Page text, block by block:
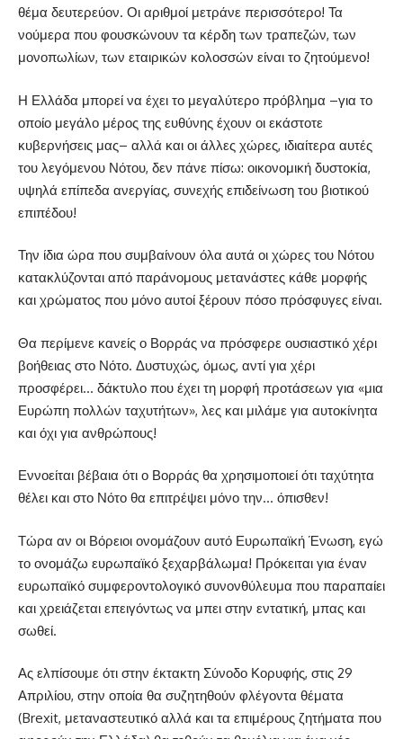
θέμα δευτερεύον. Οι αριθμοί μετράνε περισσότερο! Τα
νούμερα που φουσκώνουν τα κέρδη των τραπεζών, των
μονοπωλίων, των εταιρικών κολοσσών είναι το ζητούμενο!
Η Ελλάδα μπορεί να έχει το μεγαλύτερο πρόβλημα –για το
οποίο μεγάλο μέρος της ευθύνης έχουν οι εκάστοτε
κυβερνήσεις μας– αλλά και οι άλλες χώρες, ιδιαίτερα αυτές
του λεγόμενου Νότου, δεν πάνε πίσω: οικονομική δυστοκία,
υψηλά επίπεδα ανεργίας, συνεχής επιδείνωση του βιοτικού
επιπέδου!
Την ίδια ώρα που συμβαίνουν όλα αυτά οι χώρες του Νότου
κατακλύζονται από παράνομους μετανάστες κάθε μορφής
και χρώματος που μόνο αυτοί ξέρουν πόσο πρόσφυγες είναι.
Θα περίμενε κανείς ο Βορράς να πρόσφερε ουσιαστικό χέρι
βοήθειας στο Νότο. Δυστυχώς, όμως, αντί για χέρι
προσφέρει… δάκτυλο που έχει τη μορφή προτάσεων για «μια
Ευρώπη πολλών ταχυτήτων», λες και μιλάμε για αυτοκίνητα
και όχι για ανθρώπους!
Εννοείται βέβαια ότι ο Βορράς θα χρησιμοποιεί ότι ταχύτητα
θέλει και στο Νότο θα επιτρέψει μόνο την… όπισθεν!
Τώρα αν οι Βόρειοι ονομάζουν αυτό Ευρωπαϊκή Ένωση, εγώ
το ονομάζω ευρωπαϊκό ξεχαρβάλωμα! Πρόκειται για έναν
ευρωπαϊκό συμφεροντολογικό συνονθύλευμα που παραπαίει
και χρειάζεται επειγόντως να μπει στην εντατική, μπας και
σωθεί.
Ας ελπίσουμε ότι στην έκτακτη Σύνοδο Κορυφής, στις 29
Απριλίου, στην οποία θα συζητηθούν φλέγοντα θέματα
(Brexit, μεταναστευτικό αλλά και τα επιμέρους ζητήματα που